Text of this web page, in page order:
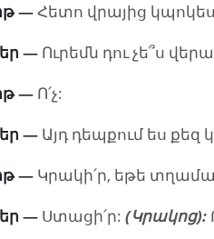
—Հետո վրայից
— Ուրեմն դու չե՞ս
— Ո՛չ:
— Այդ դեպքում ես քեզ
— Կրակի՛ր, եթե
— Ստացի՛ր: (Կրակոց):